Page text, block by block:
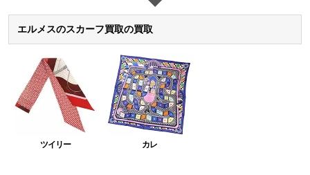
エルメスのスカーフ買取の買取
ツイリー カレ